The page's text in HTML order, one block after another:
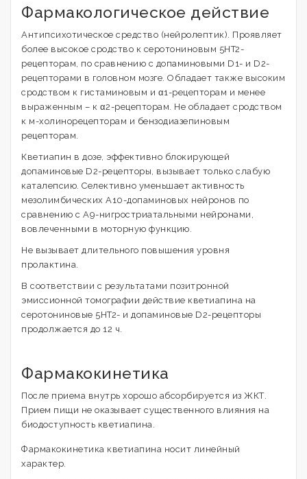
Фармакологическое действие
Антипсихотическое средство (нейролептик). Проявляет
более высокое сродство к серотониновым 5HT2-
рецепторам, по сравнению с допаминовыми D1- и D2-
рецепторами в головном мозге. Обладает также высоким
сродством к гистаминовым и α1-рецепторам и менее
выраженным – к α2-рецепторам. Не обладает сродством
к м-холинорецепторам и бензодиазепиновым
рецепторам.
Кветиапин в дозе, эффективно блокирующей
допаминовые D2-рецепторы, вызывает только слабую
каталепсию. Селективно уменьшает активность
мезолимбических A10-допаминовых нейронов по
сравнению с A9-нигростриатальными нейронами,
вовлеченными в моторную функцию.
Не вызывает длительного повышения уровня
пролактина.
В соответствии с результатами позитронной
эмиссионной томографии действие кветиапина на
серотониновые 5HT2- и допаминовые D2-рецепторы
продолжается до 12 ч.
Фармакокинетика
После приема внутрь хорошо абсорбируется из ЖКТ.
Прием пищи не оказывает существенного влияния на
биодоступность кветиапина.
Фармакокинетика кветиапина носит линейный
характер.